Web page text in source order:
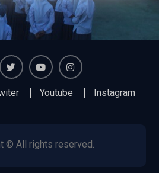
Twiter Instagram
Youtube Instagram
© All rights reserved.